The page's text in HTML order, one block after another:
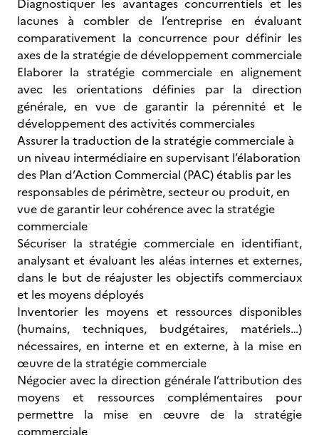
Diagnostiquer les avantages concurrentiels et les
lacunes à combler de l’entreprise en évaluant
comparativement la concurrence pour définir les
axes de la stratégie de développement commerciale
Elaborer la stratégie commerciale en alignement
avec les orientations définies par la direction
générale, en vue de garantir la pérennité et le
développement des activités commerciales
Assurer la traduction de la stratégie commerciale à
un niveau intermédiaire en supervisant l’élaboration
des Plan d’Action Commercial (PAC) établis par les
responsables de périmètre, secteur ou produit, en
vue de garantir leur cohérence avec la stratégie
commerciale
Sécuriser la stratégie commerciale en identifiant,
analysant et évaluant les aléas internes et externes,
dans le but de réajuster les objectifs commerciaux
et les moyens déployés
Inventorier les moyens et ressources disponibles
(humains, techniques, budgétaires, matériels…)
nécessaires, en interne et en externe, à la mise en
œuvre de la stratégie commerciale
Négocier avec la direction générale l’attribution des
moyens et ressources complémentaires pour
permettre la mise en œuvre de la stratégie
commerciale